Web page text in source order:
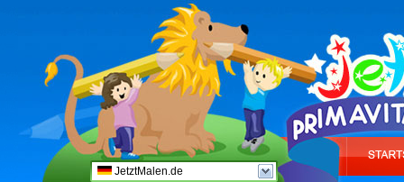
JetztMalen.de